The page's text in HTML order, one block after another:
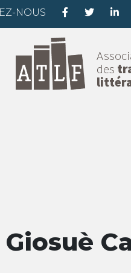
NOUS
des
Giosuè